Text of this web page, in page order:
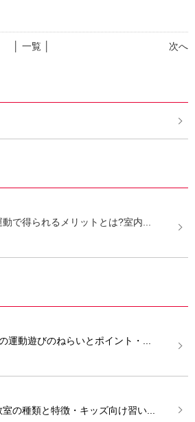
次へ
│ 一覧 │
で得られるメリットとは?室内...
運動遊びのねらいとポイント・...
の種類と特徴・キッズ向け習い...